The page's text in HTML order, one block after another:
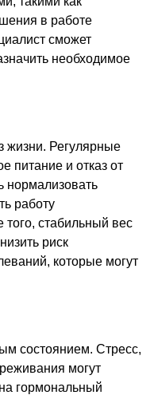
в работе
сможет
необходимое
жизни. Регулярные
питание и отказ от
нормализовать
работу
стабильный вес
риск
которые могут
состоянием. Стресс,
могут
гормональный